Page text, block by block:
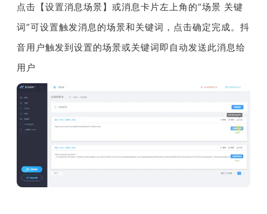
点击【设置消息场景】或消息卡片左上角的“场景 关键
词”可设置触发消息的场景和关键词，点击确定完成。 抖
音用户触发到设置的场景或关键词即自动发送此消息给
用户